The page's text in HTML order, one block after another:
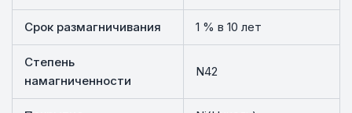
Срок размагничивания 1 % в 10 лет
Степень
намагниченности
N42